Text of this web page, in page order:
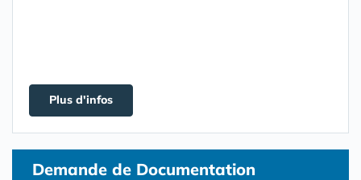
Plus d'infos
Demande de Documentation